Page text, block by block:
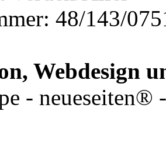
48/143/
Webdesign
- neueseiten®